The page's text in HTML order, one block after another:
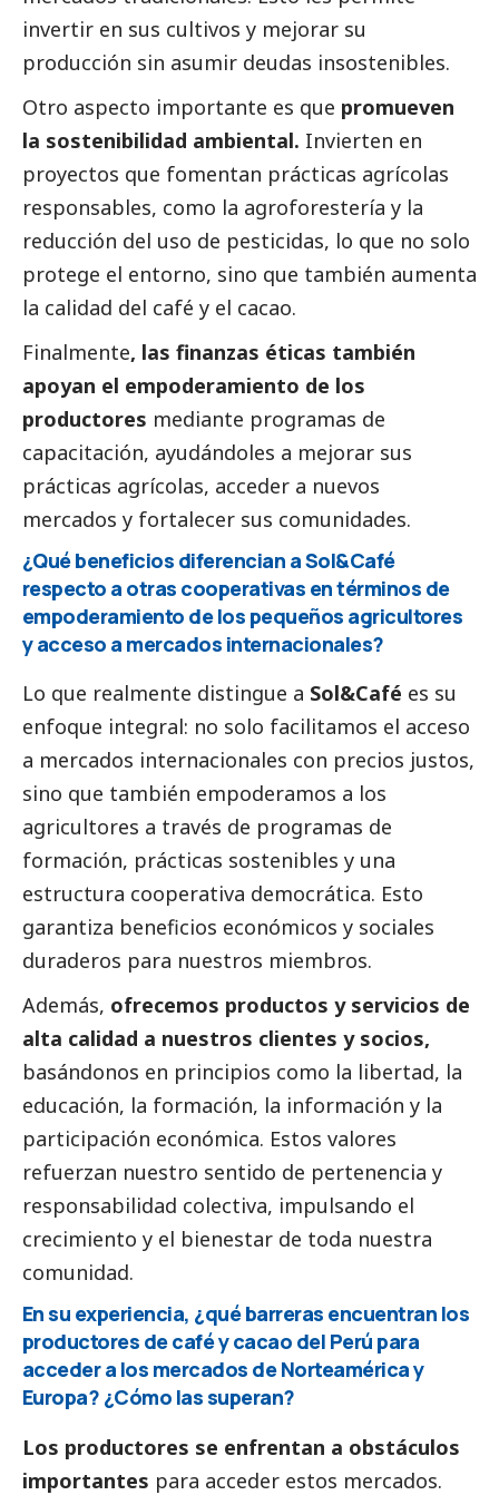
invertir en sus cultivos y mejorar su
producción sin asumir deudas insostenibles.
Otro aspecto importante es que promueven
la sostenibilidad ambiental. Invierten en
proyectos que fomentan prácticas agrícolas
responsables, como la agroforestería y la
reducción del uso de pesticidas, lo que no solo
protege el entorno, sino que también aumenta
la calidad del café y el cacao.
Finalmente, las finanzas éticas también
apoyan el empoderamiento de los
productores mediante programas de
capacitación, ayudándoles a mejorar sus
prácticas agrícolas, acceder a nuevos
mercados y fortalecer sus comunidades.
¿Qué beneficios diferencian a Sol&Café
respecto a otras cooperativas en términos de
empoderamiento de los pequeños agricultores
y acceso a mercados internacionales?
Lo que realmente distingue a Sol&Café es su
enfoque integral: no solo facilitamos el acceso
a mercados internacionales con precios justos,
sino que también empoderamos a los
agricultores a través de programas de
formación, prácticas sostenibles y una
estructura cooperativa democrática. Esto
garantiza beneficios económicos y sociales
duraderos para nuestros miembros.
Además, ofrecemos productos y servicios de
alta calidad a nuestros clientes y socios,
basándonos en principios como la libertad, la
educación, la formación, la información y la
participación económica. Estos valores
refuerzan nuestro sentido de pertenencia y
responsabilidad colectiva, impulsando el
crecimiento y el bienestar de toda nuestra
comunidad.
En su experiencia, ¿qué barreras encuentran los
productores de café y cacao del Perú para
acceder a los mercados de Norteamérica y
Europa? ¿Cómo las superan?
Los productores se enfrentan a obstáculos
importantes para acceder estos mercados.